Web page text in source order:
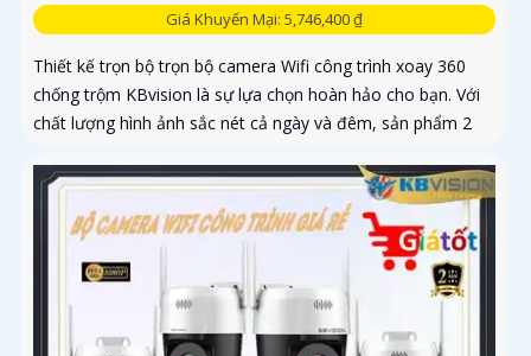
Giá Khuyến Mại: 5,746,400 ₫
Thiết kế trọn bộ trọn bộ camera Wifi công trình xoay 360
chống trộm KBvision là sự lựa chọn hoàn hảo cho bạn. Với
chất lượng hình ảnh sắc nét cả ngày và đêm, sản phẩm 2